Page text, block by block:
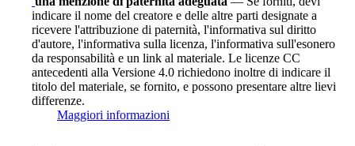
indicare il nome del creatore e delle altre parti designate a
ricevere l'attribuzione di paternità, l'informativa sul diritto
d'autore, l'informativa sulla licenza, l'informativa sull'esonero
da responsabilità e un link al materiale. Le licenze CC
antecedenti alla Versione 4.0 richiedono inoltre di indicare il
titolo del materiale, se fornito, e possono presentare altre lievi
differenze.
Maggiori informazioni